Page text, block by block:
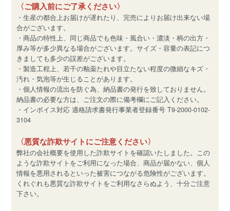
〈ご購入前にご了承ください〉
・生産の都合上お届けが遅れたり、完売によりお届け出来ない場
合がございます。
・商品の特性上、同じ商品でも色味・風合い・濃淡・柄の出方・
厚み等が多少異なる場合がございます。サイズ・容量の表記につ
きましても多少の誤差がございます。
・製造工程上、若干の釉薬たれや目立たない程度の微細なキズ・
汚れ・気泡等が生じることがあります。
・個人情報の流出を防ぐ為、納品書の発行を致しておりません。
納品書の必要な方は、ご注文の際に備考欄にご記入ください。
・インボイス対応 適格請求書発行事業者登録番号 T9-2000-0102-
3104
〈悪質な詐欺サイトにご注意ください〉
弊社の会社概要を使用した詐欺サイトを確認いたしました。この
ような詐欺サイトをご利用になった場合、商品が届かない、個人
情報を悪用されるといった被害につながる危険性がございます。
くれぐれも悪質な詐欺サイトをご利用なさらぬよう、十分ご注意
下さい。